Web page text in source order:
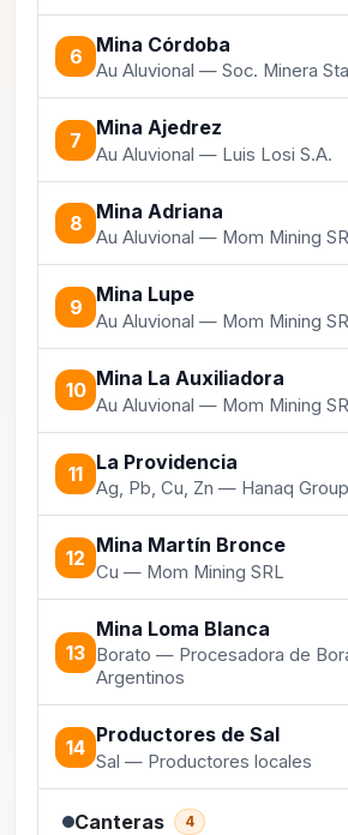
6
Mina Córdoba
Au Aluvional — Soc. Minera
7
Mina Ajedrez
Au Aluvional — Luis Losi S.A.
8
Mina Adriana
Au Aluvional — Mom Mining
9
Mina Lupe
Au Aluvional — Mom Mining
10
Mina La Auxiliadora
Au Aluvional — Mom Mining
11
La Providencia
Ag, Pb, Cu, Zn — Hanaq Group
12
Mina Martín Bronce
Cu — Mom Mining SRL
13
Mina Loma Blanca
Borato — Procesadora de
Argentinos
14
Productores de Sal
Sal — Productores locales
Canteras 4